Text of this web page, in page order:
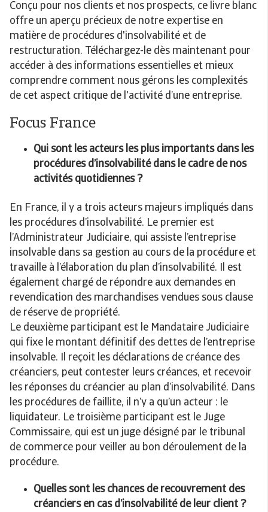
Conçu pour nos clients et nos prospects, ce livre blanc
offre un aperçu précieux de notre expertise en
matière de procédures d'insolvabilité et de
restructuration. Téléchargez-le dès maintenant pour
accéder à des informations essentielles et mieux
comprendre comment nous gérons les complexités
de cet aspect critique de l'activité d’une entreprise.
Focus France
Qui sont les acteurs les plus importants dans les
procédures d’insolvabilité dans le cadre de nos
activités quotidiennes ?
En France, il y a trois acteurs majeurs impliqués dans
les procédures d’insolvabilité. Le premier est
l’Administrateur Judiciaire, qui assiste l’entreprise
insolvable dans sa gestion au cours de la procédure et
travaille à l’élaboration du plan d’insolvabilité. Il est
également chargé de répondre aux demandes en
revendication des marchandises vendues sous clause
de réserve de propriété.
Le deuxième participant est le Mandataire Judiciaire
qui fixe le montant définitif des dettes de l’entreprise
insolvable. Il reçoit les déclarations de créance des
créanciers, peut contester leurs créances, et recevoir
les réponses du créancier au plan d’insolvabilité. Dans
les procédures de faillite, il n’y a qu’un acteur : le
liquidateur. Le troisième participant est le Juge
Commissaire, qui est un juge désigné par le tribunal
de commerce pour veiller au bon déroulement de la
procédure.
Quelles sont les chances de recouvrement des
créanciers en cas d’insolvabilité de leur client ?